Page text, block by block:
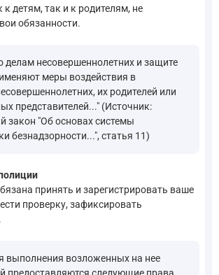
к детям, так и к родителям, не
обязанности.
делам несовершеннолетних и защите
меры воздействия в
их родителей или
представителей..." (Источник:
закон "Об основах системы
безнадзорности...", статья 11)
принять и зарегистрировать ваше
проверку, зафиксировать
выполнения возложенных на нее